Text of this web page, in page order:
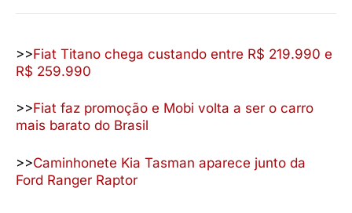
>>Fiat Titano chega custando entre R$ 219.990 e
R$ 259.990
>>Fiat faz promoção e Mobi volta a ser o carro
mais barato do Brasil
>>Caminhonete Kia Tasman aparece junto da
Ford Ranger Raptor